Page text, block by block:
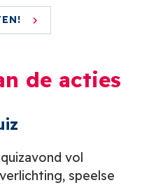
de acties
vol
speelse